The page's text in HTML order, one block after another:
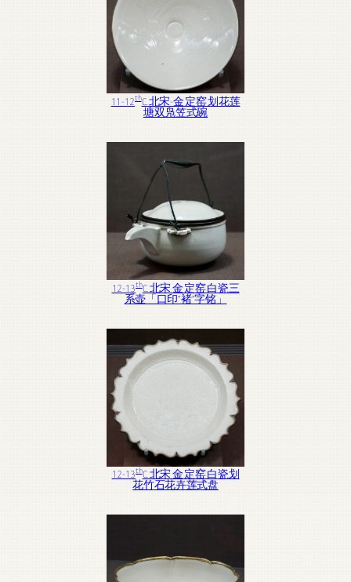
11-12thC. 北宋-金 定窑 划花莲
塘双凫笠式碗
12-13thC. 北宋 金 定窑 白瓷三
系壶「口印“褚”字铭」
12-13thC. 北宋 金 定窑 白瓷划
花竹石花卉莲式盘